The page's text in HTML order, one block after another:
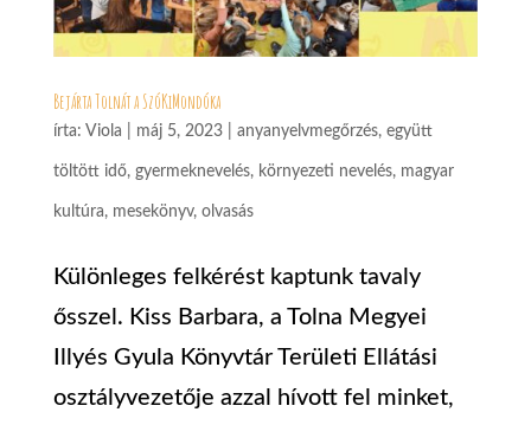
Bejárta Tolnát a SzóKiMondóka
írta: Viola máj 5, 2023| anyanyelvmegőrzés, együtt
töltött idő, gyermeknevelés, környezeti nevelés, magyar
kultúra, mesekönyv, olvasás
Különleges felkérést kaptunk tavaly
ősszel. Kiss Barbara, a Tolna Megyei
Illyés Gyula Könyvtár Területi Ellátási
osztályvezetője azzal hívott fel minket,